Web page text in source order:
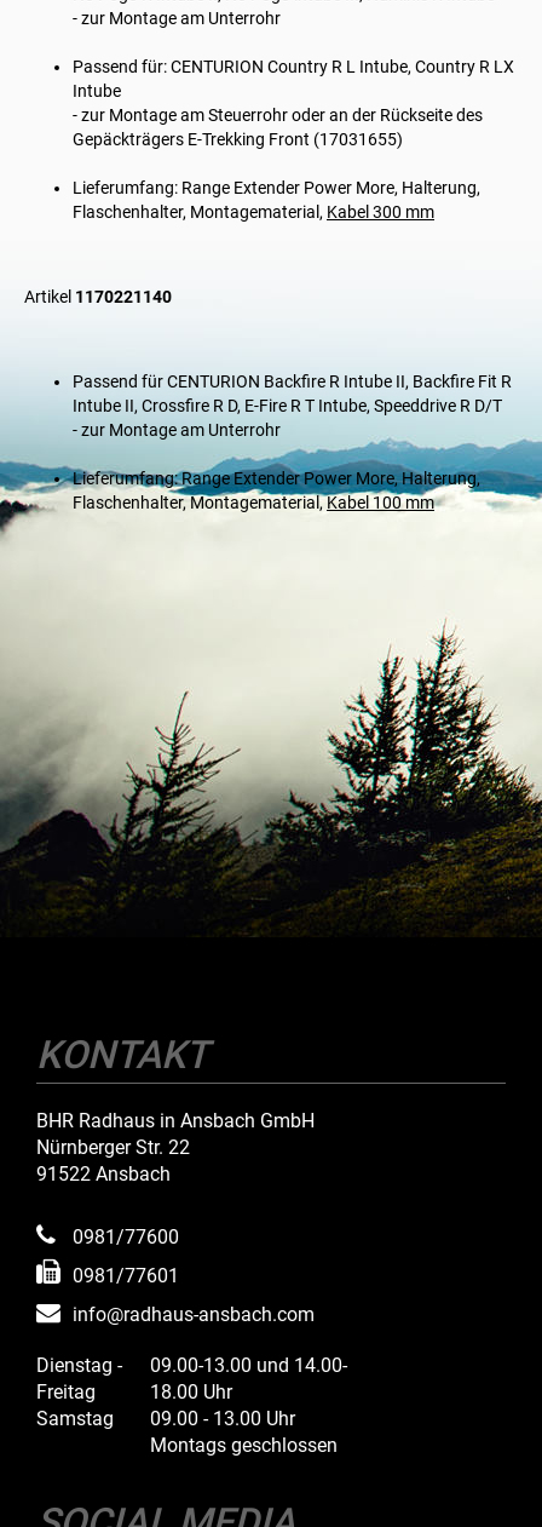
- zur Montage am Unterrohr
Passend für: CENTURION Country R L Intube, Country R LX
Intube
- zur Montage am Steuerrohr oder an der Rückseite des
Gepäckträgers E-Trekking Front (17031655)
Lieferumfang: Range Extender Power More, Halterung,
Flaschenhalter, Montagematerial, Kabel 300 mm
Artikel 1170221140
Passend für CENTURION Backfire R Intube II, Backfire Fit R
Intube II, Crossfire R D, E-Fire R T Intube, Speeddrive R D/T
- zur Montage am Unterrohr
Lieferumfang: Range Extender Power More, Halterung,
Flaschenhalter, Montagematerial,Kabel 100 mm
KONTAKT
BHR Radhaus in Ansbach GmbH
Nürnberger Str. 22
91522 Ansbach
0981/77600
0981/77601
info@radhaus-ansbach.com
Dienstag -
Freitag
09.00-13.00 und 14.00-
18.00 Uhr
Samstag
09.00 - 13.00 Uhr
Montags geschlossen